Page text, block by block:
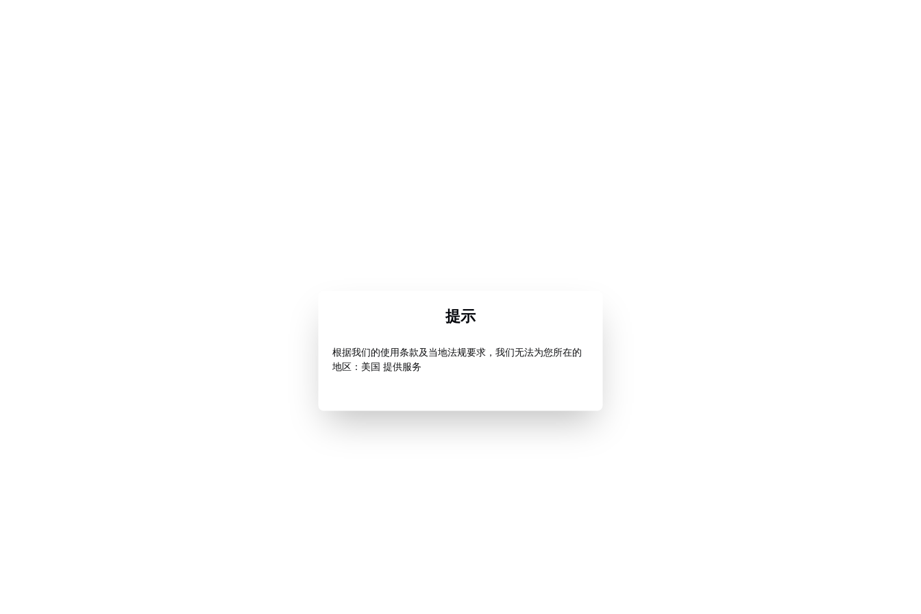
提示
根据我们的使用条款及当地法规要求，我们无法为您所在的
地区：美国 提供服务